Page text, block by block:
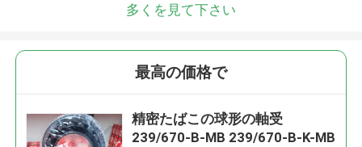
多くを見て下さい
最高の価格で
精密たばこの球形の軸受
239/670-B-MB 239/670-B-K-MB